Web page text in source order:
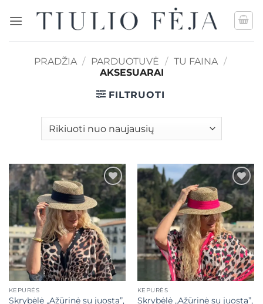
PRADŽIA / PARDUOTUVĖ / TU FAINA /
AKSESUARAI
FILTRUOTI
Mėgstamiausias
KEPURĖS
Skrybėlė „Ažūrinė su juosta”,
Mėgstamiausias
KEPURĖS
Skrybėlė „Ažūrinė su juosta”,